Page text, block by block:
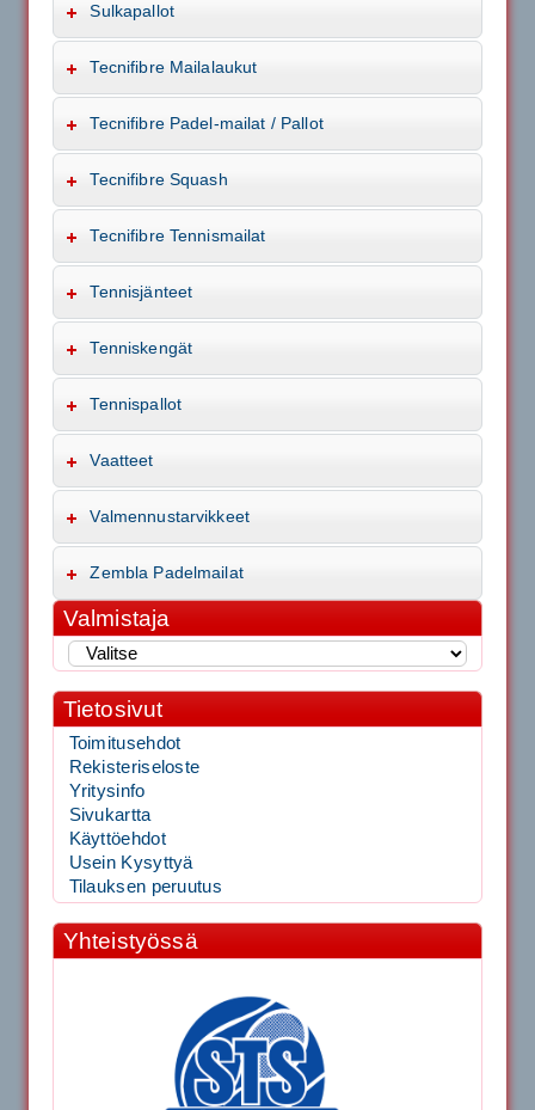
Sulkapallot
Tecnifibre Mailalaukut
Tecnifibre Padel-mailat / Pallot
Tecnifibre Squash
Tecnifibre Tennismailat
Tennisjänteet
Tenniskengät
Tennispallot
Vaatteet
Valmennustarvikkeet
Zembla Padelmailat
Valmistaja
Tietosivut
Toimitusehdot
Rekisteriseloste
Yritysinfo
Sivukartta
Käyttöehdot
Usein Kysyttyä
Tilauksen peruutus
Yhteistyössä